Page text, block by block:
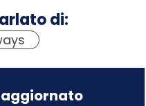
di:
aggiornato